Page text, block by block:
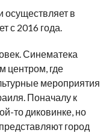
в
с 2016 года.
Синематека
центром, где
мероприятия
Поначалу к
то диковинке, но
город